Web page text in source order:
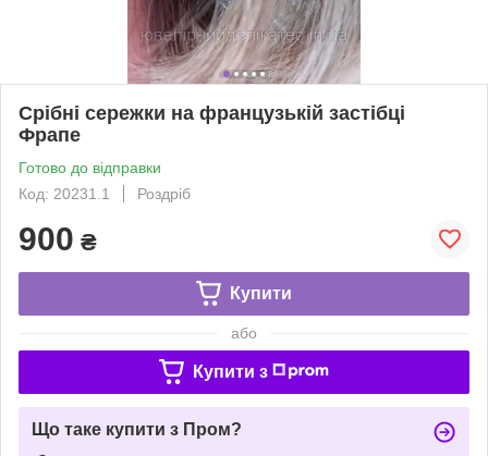
Срібні сережки на французькій застібці
Фрапе
Готово до відправки
Код: 20231.1
Роздріб
900 ₴
Купити
або
Купити з
Що таке купити з Пром?